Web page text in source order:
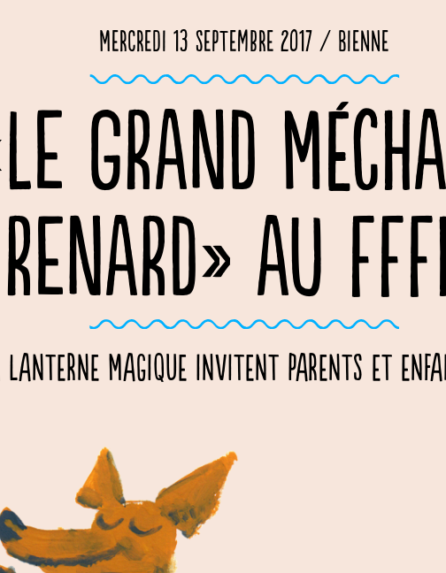
Mercredi 13 septembre 2017 / Bienne
GRAND
RENARD» AU
Lanterne Magique invitent parents et